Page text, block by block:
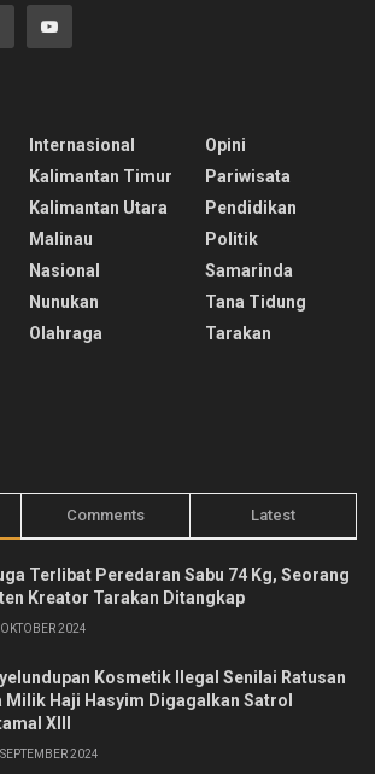
Internasional
Kalimantan Timur
Kalimantan Utara
Malinau
Nasional
Nunukan
Olahraga
Opini
Pariwisata
Pendidikan
Politik
Samarinda
Tana Tidung
Tarakan
Comments Latest
Terlibat Peredaran Sabu 74 Kg, Seorang
Kreator Tarakan Ditangkap
2024
Kosmetik Ilegal Senilai Ratusan
Milik Haji Hasyim Digagalkan Satrol
XIII
2024